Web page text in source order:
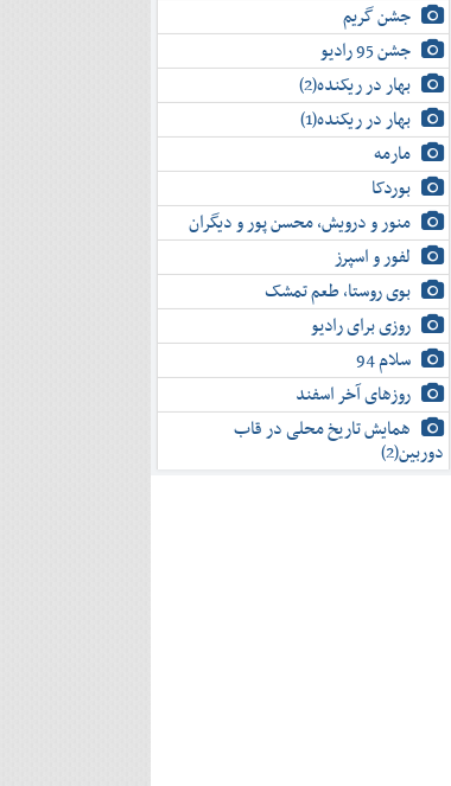
جشن گریم
جشن 95 رادیو
بهار در ریکنده(2)
بهار در ریکنده(1)
مارمه
بوردکا
منور و درویش، محسن پور و دیگران
لفور و اسپرز
بوی روستا، طعم تمشک
روزی برای رادیو
سلام 94
روزهای آخر اسفند
همایش تاریخ محلی در قاب
دوربین(2)